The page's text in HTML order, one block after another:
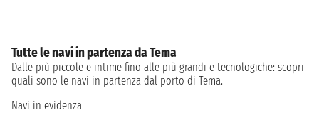
Tutte le navi in partenza da Tema
Dalle più piccole e intime fino alle più grandi e tecnologiche: scopri
quali sono le navi in partenza dal porto di Tema.
Navi in evidenza